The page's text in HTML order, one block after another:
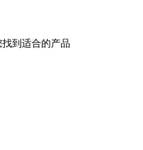
到适合的产品